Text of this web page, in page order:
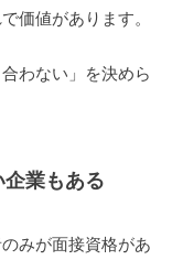
価値があります。
わない」を決めら
業もある
みが面接資格があ